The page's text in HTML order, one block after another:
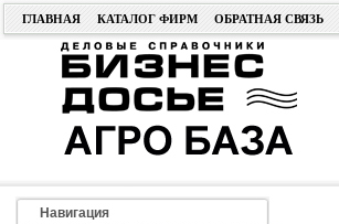
ГЛАВНАЯ КАТАЛОГ ФИРМ ОБРАТНАЯ СВЯЗЬ
Навигация